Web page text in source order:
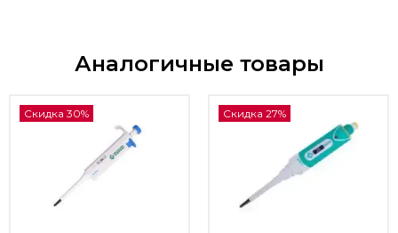
Аналогичные товары
Скидка 30% Скидка 27%